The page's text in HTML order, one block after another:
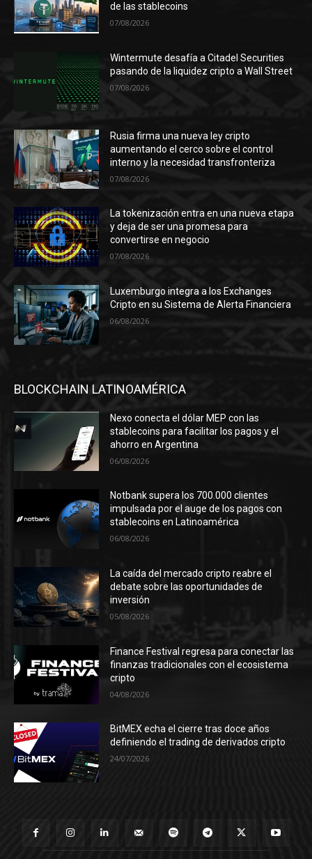
de las stablecoins
07/08/2026
Wintermute desafía a Citadel Securities
pasando de la liquidez cripto a Wall Street
07/08/2026
Rusia firma una nueva ley cripto
aumentando el cerco sobre el control
interno y la necesidad transfronteriza
07/08/2026
La tokenización entra en una nueva etapa
y deja de ser una promesa para
convertirse en negocio
07/08/2026
Luxemburgo integra a los Exchanges
Cripto en su Sistema de Alerta Financiera
06/08/2026
BLOCKCHAIN LATINOAMÉRICA
Nexo conecta el dólar MEP con las
stablecoins para facilitar los pagos y el
ahorro en Argentina
06/08/2026
Notbank supera los 700.000 clientes
impulsada por el auge de los pagos con
stablecoins en Latinoamérica
06/08/2026
La caída del mercado cripto reabre el
debate sobre las oportunidades de
inversión
05/08/2026
Finance Festival regresa para conectar las
finanzas tradicionales con el ecosistema
cripto
04/08/2026
BitMEX echa el cierre tras doce años
definiendo el trading de derivados cripto
24/07/2026